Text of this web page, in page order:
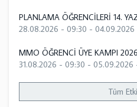
PLANLAMA ÖĞRENCİLERİ 14.
28.08.2026 - 09:30 - 04.09.2026
MMO ÖĞRENCİ ÜYE KAMPI 2026
31.08.2026 - 09:30 - 05.09.2026
Tüm